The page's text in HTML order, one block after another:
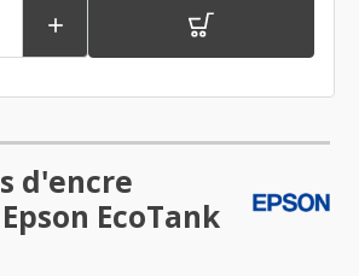

d'encre
EcoTank